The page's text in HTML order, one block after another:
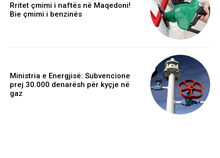
Rritet çmimi i naftës në Maqedoni!
Bie çmimi i benzinës
Ministria e Energjisë: Subvencione
prej 30.000 denarësh për kyçje në
gaz